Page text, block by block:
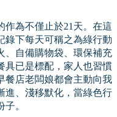
作為不僅止於21天。在這
錄下每天可稱之為綠行動
、自備購物袋、環保補充
已是標配，家人也習慣
餐店老闆娘都會主動向我
進、淺移默化，當綠色行
。